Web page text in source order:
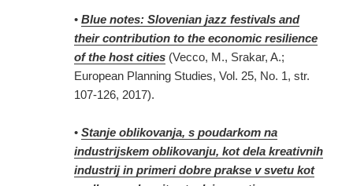
•Blue notes: Slovenian jazz festivals and
their contribution to the economic resilience
of the host cities (Vecco, M., Srakar, A.;
European Planning Studies, Vol. 25, No. 1, str.
107-126, 2017).
•Stanje oblikovanja, s poudarkom na
industrijskem oblikovanju, kot dela kreativnih
industrij in primeri dobre prakse v svetu kot